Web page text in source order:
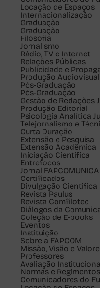
Locação de Espaços
Internacionalização
Graduação
Graduação
Filosofia
Jornalismo
Rádio, TV e Internet
Relações Públicas
Publicidade e
Produção Audiovisual
Pós-Graduação
Pós-Graduação
Gestão de Redações
Produção Editorial
Psicologia Analítica
Telejornalismo e
Curta Duração
Extensão e Pesquisa
Extensão Acadêmica
Iniciação Científica
Entrefocos
Jornal FAPCOMUNICA
Certificados
Divulgação Cientifica
Revista Paulus
Revista Comfilotec
Diálogos da
Coleção de E-books
Eventos
Instituição
Sobre a FAPCOM
Missão, Visão e
Professores
Avaliação
Normas e Regimentos
Comunicadores do